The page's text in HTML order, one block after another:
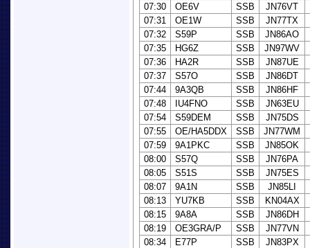
07:30
OE6V SSB
JN76VT
07:31
OE1W SSB
JN77TX
07:32
S59P SSB
JN86AO
07:35
HG6Z SSB
JN97WV
07:36
HA2R SSB
JN87UE
07:37
S57O SSB
JN86DT
07:44
9A3QB SSB
JN86HF
07:48
IU4FNO SSB
JN63EU
07:54
S59DEM SSB
JN75DS
07:55
OE/HA5DDX SSB
JN77WM
07:59
9A1PKC SSB
JN85OK
08:00
S57Q SSB
JN76PA
08:05
S51S SSB
JN75ES
08:07
9A1N SSB
JN85LI
08:13
YU7KB SSB
KN04AX
08:15
9A8A SSB
JN86DH
08:19
OE3GRA/P SSB
JN77VN
08:34
E77P SSB
JN83PX